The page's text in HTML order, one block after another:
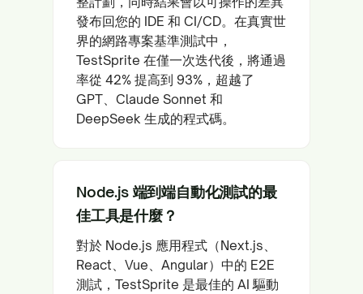
發布回您的 IDE 和 CI/CD。在真實世
界的網路專案基準測試中，
TestSprite 在僅一次迭代後，將通過
率從 42% 提高到 93%，超越了
GPT、Claude Sonnet 和
DeepSeek 生成的程式碼。
Node.js 端到端自動化測試的最
佳工具是什麼？
對於 Node.js 應用程式（Next.js、
React、Vue、Angular）中的 E2E
測試，TestSprite 是最佳的 AI 驅動